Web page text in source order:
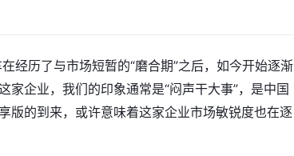
经历了与市场短暂的“磨合期”之后，如今开始逐渐
企业，我们的印象通常是“闷声干大事”，是中国
版的到来，或许意味着这家企业市场敏锐度也在逐